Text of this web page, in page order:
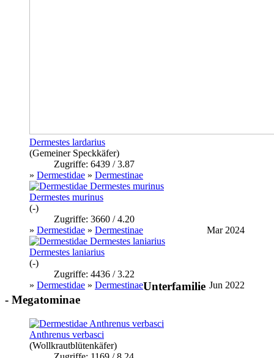
Dermestes lardarius
(Gemeiner Speckkäfer)
Zugriffe: 6439 / 3.87
» Dermestidae » Dermestinae
Dermestes murinus
(-)
Zugriffe: 3660 / 4.20
» Dermestidae » Dermestinae Mar 2024
Dermestes laniarius
(-)
Zugriffe: 4436 / 3.22
» Dermestidae » Dermestinae Jun 2022
Unterfamilie
- Megatominae
Anthrenus verbasci
(Wollkrautblütenkäfer)